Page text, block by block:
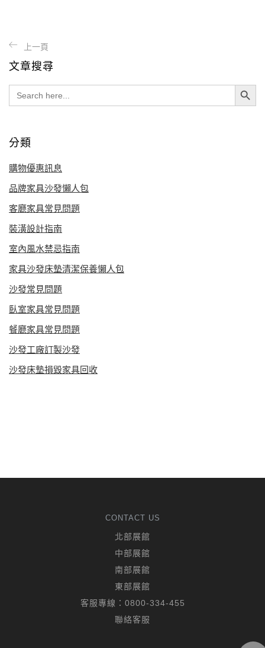
文章搜尋
Search
for:
Search Button
分類
購物優惠訊息
品牌家具沙發懶人包
客廳家具常見問題
裝潢設計指南
室內風水禁忌指南
家具沙發床墊清潔保養懶人包
沙發常見問題
臥室家具常見問題
餐廳家具常見問題
沙發工廠訂製沙發
沙發床墊損毀家具回收
CONTACT US
北部展館
中部展館
南部展館
東部展館
客服專線： 0800-334-455
聯絡客服